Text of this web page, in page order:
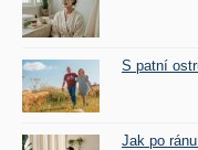
S patní
Jak po